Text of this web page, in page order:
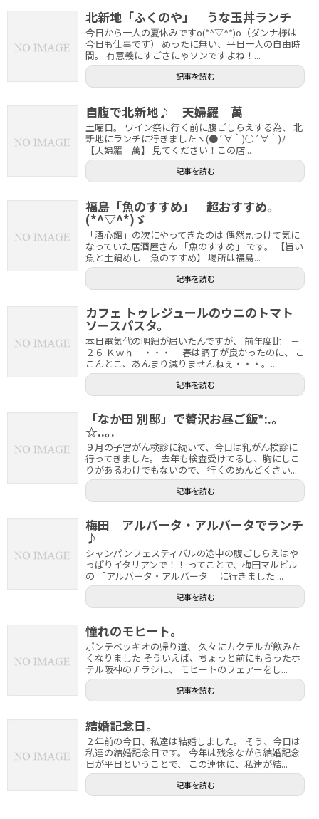
北新地「ふくのや」 うな玉丼ランチ
今日から一人の夏休みですo(*^▽^*)o（ダンナ様は
今日も仕事です） めったに無い、平日一人の自由時
間。 有意義にすごさにゃソンですよね！...
記事を読む
自腹で北新地♪ 天婦羅 萬
土曜日。 ワイン祭に行く前に腹ごしらえする為、 北
新地にランチに行きましたヽ(●´∀｀)○´∀｀)ﾉ
【天婦羅 萬】 見てください！この店...
記事を読む
福島「魚のすすめ」 超おすすめ。
(*^▽^*)ゞ
「酒心館」の次にやってきたのは 偶然見つけて気に
なっていた居酒屋さん 「魚のすすめ」 です。 【旨い
魚と土鍋めし 魚のすすめ】 場所は福島...
記事を読む
カフェ トゥレジュールのウニのトマト
ソースパスタ。
本日電気代の明細が届いたんですが、 前年度比 －
２６ Ｋｗｈ ・・・ 春は調子が良かったのに、 こ
こんとこ、あんまり減りませんねぇ・・・。...
記事を読む
「なか田 別邸」で贅沢お昼ご飯*:.｡
☆..｡.
９月の子宮がん検診に続いて、今日は乳がん検診に
行ってきました。 去年も検査受けてるし、胸にしこ
りがあるわけでもないので、 行くのめんどくさい...
記事を読む
梅田 アルバータ・アルバータでランチ
♪
シャンパンフェスティバルの途中の腹ごしらえはや
っぱりイタリアンで！！ ってことで、梅田マルビル
の 「アルバータ・アルバータ」 に行きました ...
記事を読む
憧れのモヒート。
ポンテベッキオの帰り道、 久々にカクテルが飲みた
くなりました そういえば、ちょっと前にもらったホ
テル阪神のチラシに、 モヒートのフェアーをし...
記事を読む
結婚記念日。
２年前の今日、私達は結婚しました。 そう、今日は
私達の結婚記念日です。 今年は残念ながら結婚記念
日が平日ということで、 この連休に、私達が結...
記事を読む